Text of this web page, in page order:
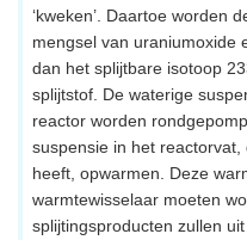
‘kweken’. Daartoe worden
mengsel van uraniumoxide
dan het splijtbare isotoop
splijtstof. De waterige
reactor worden
suspensie in het
heeft, opwarmen. Deze
warmtewisselaar moeten
splijtingsproducten zullen